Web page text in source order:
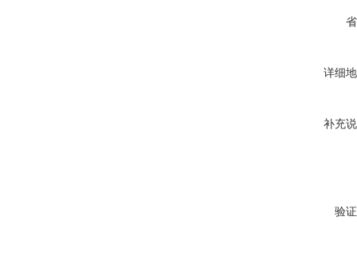
详细
补充
验